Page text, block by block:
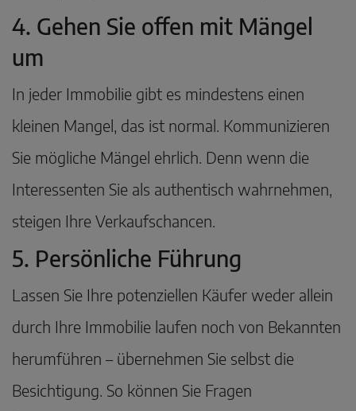
4. Gehen Sie offen mit Mängel
um
In jeder Immobilie gibt es mindestens einen
kleinen Mangel, das ist normal. Kommunizieren
Sie mögliche Mängel ehrlich. Denn wenn die
Interessenten Sie als authentisch wahrnehmen,
steigen Ihre Verkaufschancen.
5. Persönliche Führung
Lassen Sie Ihre potenziellen Käufer weder allein
durch Ihre Immobilie laufen noch von Bekannten
herumführen – übernehmen Sie selbst die
Besichtigung. So können Sie Fragen